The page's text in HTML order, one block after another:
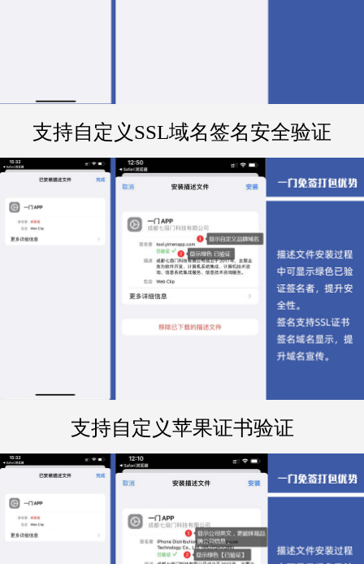
支持自定义SSL域名签名安全验证
支持自定义苹果证书验证